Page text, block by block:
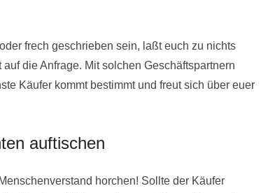
frech geschrieben sein, laßt euch zu nichts
die Anfrage. Mit solchen Geschäftspartnern
Käufer kommt bestimmt und freut sich über euer
auftischen
horchen! Sollte der Käufer